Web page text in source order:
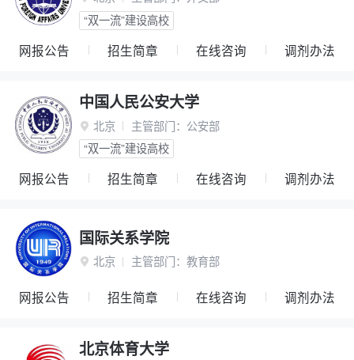
“双一流”建设高校
网报公告 招生简章 在线咨询 调剂办法
中国人民公安大学
 北京 主管部门： 公安部
“双一流”建设高校
网报公告 招生简章 在线咨询 调剂办法
国际关系学院
 北京 主管部门： 教育部
网报公告 招生简章 在线咨询 调剂办法
北京体育大学